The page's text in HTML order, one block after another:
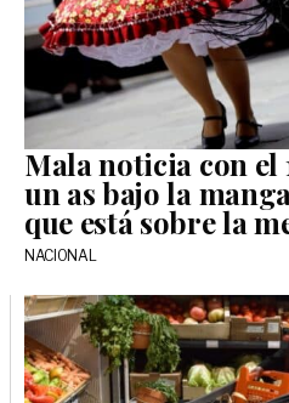
Mala noticia con el
un as bajo la
que está sobre la
NACIONAL